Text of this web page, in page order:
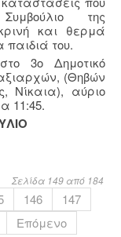
της
και θερμά
παιδιά του.
3ο Δημοτικό
(Θηβών
Νίκαια), αύριο
11:45.
Σελίδα 149 από 184
146
147
Επόμενο